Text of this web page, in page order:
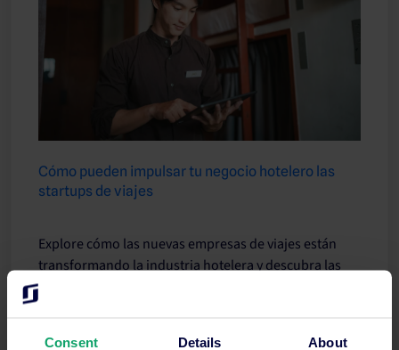
Consent Details About
Cómo pueden impulsar tu negocio hotelero las
startups de viajes
Explore cómo las nuevas empresas de viajes están
transformando la industria hotelera y descubra las